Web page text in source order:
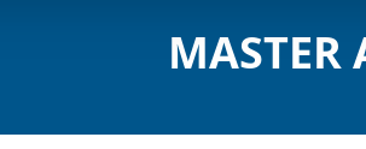
MASTER